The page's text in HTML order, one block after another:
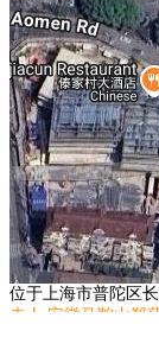
位于上海市普陀区
夫人
安徽马鞍山郑